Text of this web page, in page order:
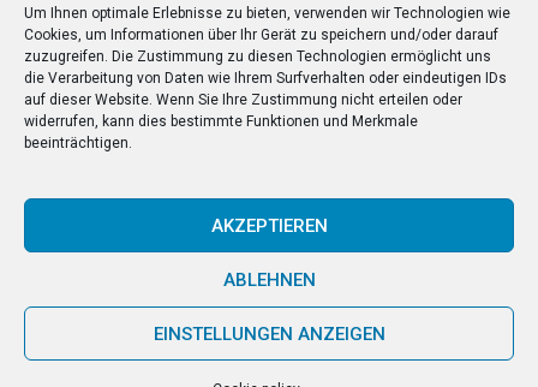
Um Ihnen optimale Erlebnisse zu bieten, verwenden wir Technologien wie
Cookies, um Informationen über Ihr Gerät zu speichern und/oder darauf
zuzugreifen. Die Zustimmung zu diesen Technologien ermöglicht uns
die Verarbeitung von Daten wie Ihrem Surfverhalten oder eindeutigen IDs
auf dieser Website. Wenn Sie Ihre Zustimmung nicht erteilen oder
widerrufen, kann dies bestimmte Funktionen und Merkmale
beeinträchtigen.
AKZEPTIEREN
ABLEHNEN
EINSTELLUNGEN ANZEIGEN
Bumpkeys sind ein Phänomen, das viel Aufmerksamkeit erregt.